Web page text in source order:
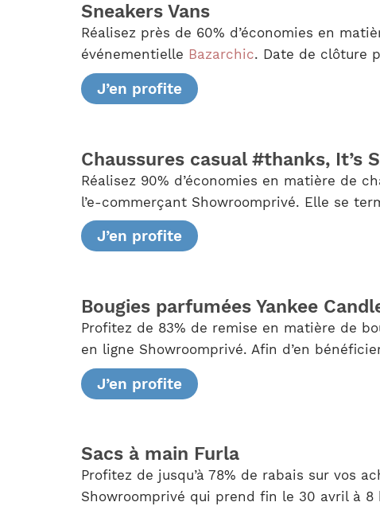
Sneakers Vans
Réalisez près de 60% d’économies en
événementielle Bazarchic. Date de clôture
J’en profite
Chaussures casual #thanks, It’s
Réalisez 90% d’économies en matière de
l’e-commerçant Showroomprivé. Elle se
J’en profite
Bougies parfumées Yankee
Profitez de 83% de remise en matière de
en ligne Showroomprivé. Afin d’en
J’en profite
Sacs à main Furla
Profitez de jusqu’à 78% de rabais sur vos
Showroomprivé qui prend fin le 30 avril à 8